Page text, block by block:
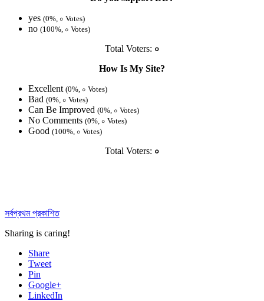
yes (0%, ০ Votes)
no (100%, ০ Votes)
Total Voters: ০
How Is My Site?
Excellent (0%, ০ Votes)
Bad (0%, ০ Votes)
Can Be Improved (0%, ০ Votes)
No Comments (0%, ০ Votes)
Good (100%, ০ Votes)
Total Voters: ০
সর্বপ্রথম প্রকাশিত
Sharing is caring!
Share
Tweet
Pin
Google+
LinkedIn